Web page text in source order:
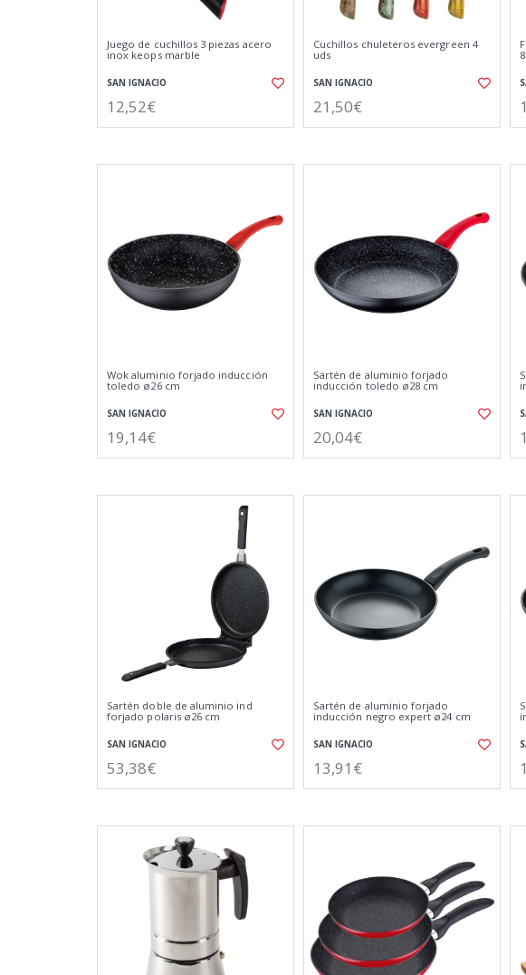
Juego de cuchillos 3 piezas acero
inox keops marble
SAN IGNACIO
12,52€
Cuchillos chuleteros evergreen 4
uds
SAN IGNACIO
21,50€
Wok aluminio forjado inducción
toledo ø26 cm
SAN IGNACIO
19,14€
Sartén de aluminio forjado
inducción toledo ø28 cm
SAN IGNACIO
20,04€
Sartén doble de aluminio ind
forjado polaris ø26 cm
SAN IGNACIO
53,38€
Sartén de aluminio forjado
inducción negro expert ø24 cm
SAN IGNACIO
13,91€